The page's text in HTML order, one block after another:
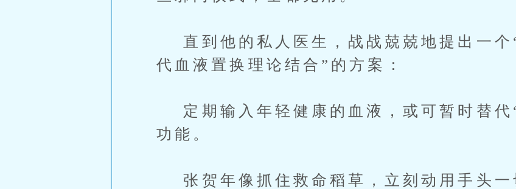
直到他的私人医生，战战兢兢地提出一个
代血液置换理论结合”的方案：
定期输入年轻健康的血液，或可暂时替代
功能。
张贺年像抓住救命稻草，立刻动用手头一